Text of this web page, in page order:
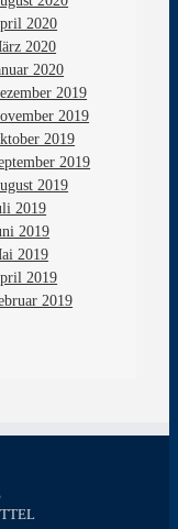
2020
2020
2020
2019
2019
2019
2019
2019
2019
2019
2019
2019
2019